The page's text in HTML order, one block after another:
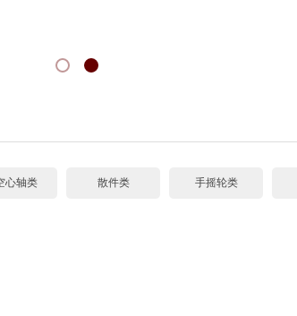
心轴类 散件类 手摇轮类